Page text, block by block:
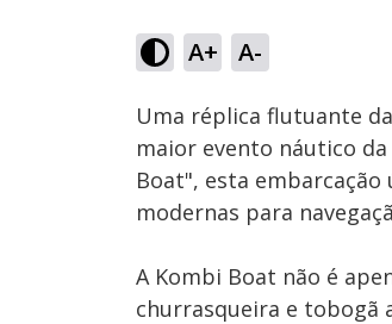
A+ A-
Ativar
Som
Uma réplica flutuante
maior evento náutico
Boat", esta
modernas para
A Kombi Boat não é
churrasqueira e tobogã